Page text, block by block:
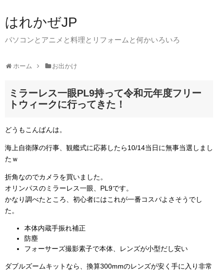
はれかぜJP
パソコンとアニメと料理とリフォームと何かいろいろ
ホーム お出かけ
ミラーレス一眼PL9持って令和元年度フリー
トウィークに行ってきた！
どうもこんばんは。
海上自衛隊の行事、観艦式に応募したら10/14当日に無事当選しまし
たｗ
折角なのでカメラを買いました。
オリンパスのミラーレス一眼、PL9です。
かなり調べたところ、初心者にはこれが一番コスパよさそうでし
た。
本体内蔵手振れ補正
防塵
フォーサーズ撮影素子で本体、レンズが小型だし安い
ダブルズームキットなら、換算300mmのレンズが安く手に入り非常